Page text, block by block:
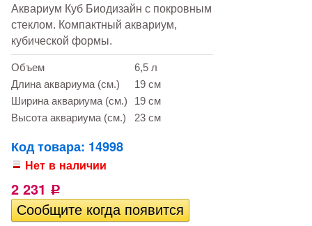
Аквариум Куб Биодизайн с покровным
стеклом. Компактный аквариум,
кубической формы.
Объем
6,5 л
Длина аквариума (см.)
19 см
Ширина аквариума (см.)
19 см
Высота аквариума (см.)
23 см
Код товара: 14998
Нет в наличии
2 231 Р